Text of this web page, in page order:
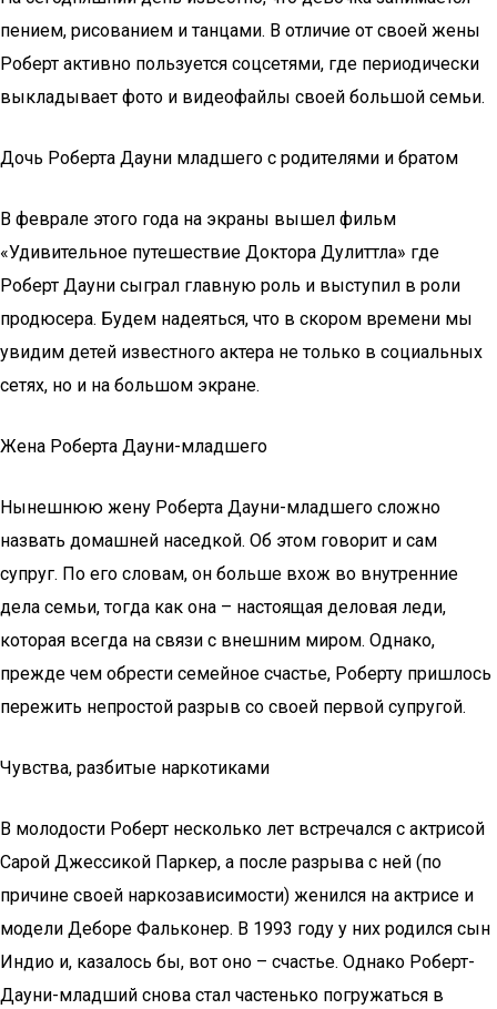
пением, рисованием и танцами. В отличие от своей жены
Роберт активно пользуется соцсетями, где периодически
выкладывает фото и видеофайлы своей большой семьи.
Дочь Роберта Дауни младшего с родителями и братом
В феврале этого года на экраны вышел фильм
«Удивительное путешествие Доктора Дулиттла» где
Роберт Дауни сыграл главную роль и выступил в роли
продюсера. Будем надеяться, что в скором времени мы
увидим детей известного актера не только в социальных
сетях, но и на большом экране.
Жена Роберта Дауни-младшего
Нынешнюю жену Роберта Дауни-младшего сложно
назвать домашней наседкой. Об этом говорит и сам
супруг. По его словам, он больше вхож во внутренние
дела семьи, тогда как она – настоящая деловая леди,
которая всегда на связи с внешним миром. Однако,
прежде чем обрести семейное счастье, Роберту пришлось
пережить непростой разрыв со своей первой супругой.
Чувства, разбитые наркотиками
В молодости Роберт несколько лет встречался с актрисой
Сарой Джессикой Паркер, а после разрыва с ней (по
причине своей наркозависимости) женился на актрисе и
модели Деборе Фальконер. В 1993 году у них родился сын
Индио и, казалось бы, вот оно – счастье. Однако Роберт-
Дауни-младший снова стал частенько погружаться в